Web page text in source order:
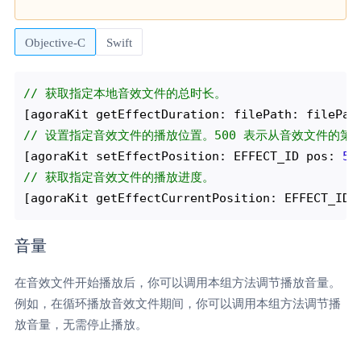
Objective-C Swift
// 获取指定本地音效文件的总时长。
// 设置指定音效文件的播放位置。500 表示从音效文件的
[agoraKit setEffectPosition: EFFECT_ID pos:
// 获取指定音效文件的播放进度。
音量
在音效文件开始播放后，你可以调用本组方法调节播放音量。
例如，在循环播放音效文件期间，你可以调用本组方法调节播
放音量，无需停止播放。